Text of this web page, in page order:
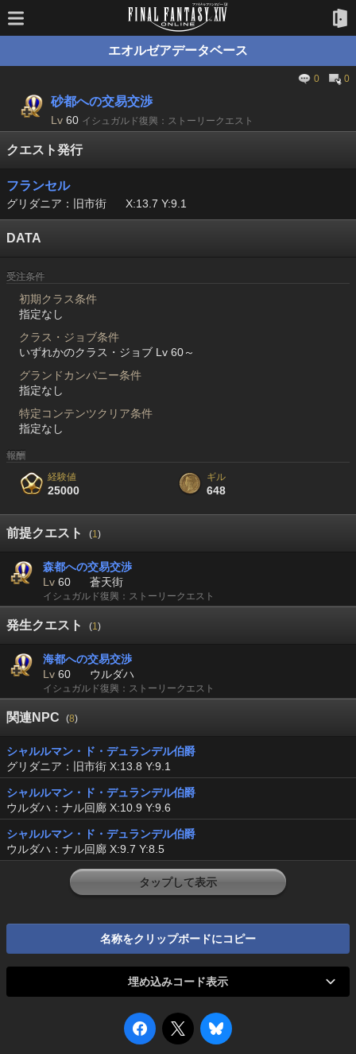
エオルゼアデータベース
0 0
砂都への交易交渉
Lv 60 イシュガルド復興：ストーリークエスト
クエスト発行
フランセル
グリダニア：旧市街 X:13.7 Y:9.1
DATA
受注条件
初期クラス条件
指定なし
クラス・ジョブ条件
いずれかのクラス・ジョブ Lv 60～
グランドカンパニー条件
指定なし
特定コンテンツクリア条件
指定なし
報酬
経験値
25000
ギル
648
前提クエスト (1)
森都への交易交渉
Lv 60 蒼天街
イシュガルド復興：ストーリークエスト
発生クエスト (1)
海都への交易交渉
Lv 60 ウルダハ
イシュガルド復興：ストーリークエスト
関連NPC (8)
シャルルマン・ド・デュランデル伯爵
グリダニア：旧市街 X:13.8 Y:9.1
シャルルマン・ド・デュランデル伯爵
ウルダハ：ナル回廊 X:10.9 Y:9.6
シャルルマン・ド・デュランデル伯爵
ウルダハ：ナル回廊 X:9.7 Y:8.5
タップして表示
名称をクリップボードにコピー
埋め込みコード表示